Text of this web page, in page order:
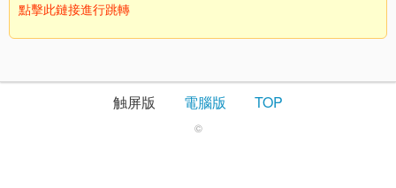
點擊此鏈接進行跳轉
触屏版 電腦版 TOP
©